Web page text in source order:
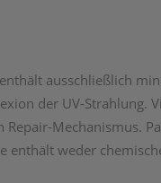
ausschließlich
der UV-Strahlung.
Mechanis­mus.
enthält weder